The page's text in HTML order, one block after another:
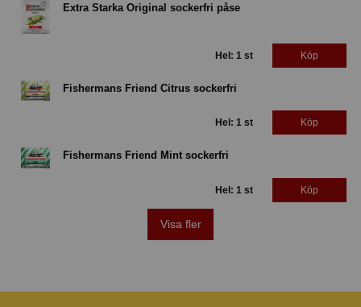
Extra Starka Original sockerfri påse
Hel: 1 st Köp
Fishermans Friend Citrus sockerfri
Hel: 1 st Köp
Fishermans Friend Mint sockerfri
Hel: 1 st Köp
Visa fler